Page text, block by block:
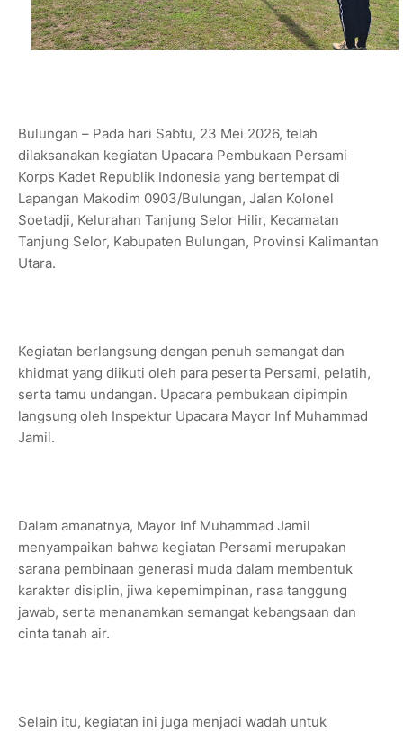
Bulungan – Pada hari Sabtu, 23 Mei 2026, telah
dilaksanakan kegiatan Upacara Pembukaan Persami
Korps Kadet Republik Indonesia yang bertempat di
Lapangan Makodim 0903/Bulungan, Jalan Kolonel
Soetadji, Kelurahan Tanjung Selor Hilir, Kecamatan
Tanjung Selor, Kabupaten Bulungan, Provinsi Kalimantan
Utara.
Kegiatan berlangsung dengan penuh semangat dan
khidmat yang diikuti oleh para peserta Persami, pelatih,
serta tamu undangan. Upacara pembukaan dipimpin
langsung oleh Inspektur Upacara Mayor Inf Muhammad
Jamil.
Dalam amanatnya, Mayor Inf Muhammad Jamil
menyampaikan bahwa kegiatan Persami merupakan
sarana pembinaan generasi muda dalam membentuk
karakter disiplin, jiwa kepemimpinan, rasa tanggung
jawab, serta menanamkan semangat kebangsaan dan
cinta tanah air.
Selain itu, kegiatan ini juga menjadi wadah untuk